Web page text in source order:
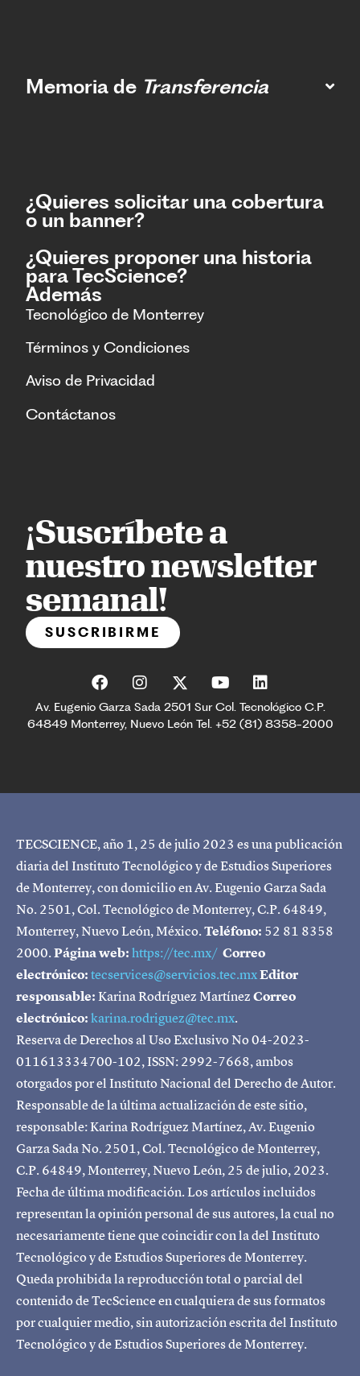
Memoria de Transferencia
¿Quieres solicitar una cobertura
o un banner?
¿Quieres proponer una historia
para TecScience?
Además
Tecnológico de Monterrey
Términos y Condiciones
Aviso de Privacidad
Contáctanos
¡Suscríbete a
nuestro newsletter
semanal!
SUSCRIBIRME
Av. Eugenio Garza Sada 2501 Sur Col. Tecnológico C.P.
64849 Monterrey, Nuevo León Tel. +52 (81) 8358-2000
TECSCIENCE, año 1, 25 de julio 2023 es una publicación
diaria del Instituto Tecnológico y de Estudios Superiores
de Monterrey, con domicilio en Av. Eugenio Garza Sada
No. 2501, Col. Tecnológico de Monterrey, C.P. 64849,
Monterrey, Nuevo León, México.Teléfono: 52 81 8358
2000.Página web:https://tec.mx/ Correo
electrónico:tecservices@servicios.tec.mxEditor
responsable:Karina Rodríguez MartínezCorreo
electrónico:karina.rodriguez@tec.mx.
Reserva de Derechos al Uso Exclusivo No 04-2023-
011613334700-102, ISSN: 2992-7668, ambos
otorgados por el Instituto Nacional del Derecho de Autor.
Responsable de la última actualización de este sitio,
responsable: Karina Rodríguez Martínez, Av. Eugenio
Garza Sada No. 2501, Col. Tecnológico de Monterrey,
C.P. 64849, Monterrey, Nuevo León, 25 de julio, 2023.
Fecha de última modificación. Los artículos incluidos
representan la opinión personal de sus autores, la cual no
necesariamente tiene que coincidir con la del Instituto
Tecnológico y de Estudios Superiores de Monterrey.
Queda prohibida la reproducción total o parcial del
contenido de TecScience en cualquiera de sus formatos
por cualquier medio, sin autorización escrita del Instituto
Tecnológico y de Estudios Superiores de Monterrey.